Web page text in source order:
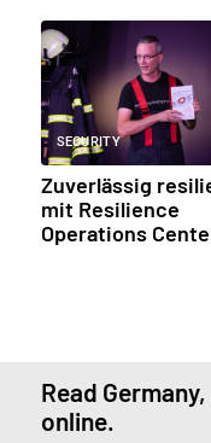
SECURITY
Zuverlässig
mit Resilience
Operations
Read
online.